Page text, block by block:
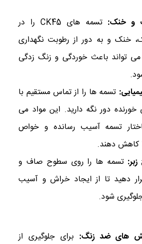
و خنک:
تسمه‌ های CK45 را در
خنک و به دور از رطوبت نگهداری
‌تواند باعث خوردگی و زنگ‌ زدگی
: تسمه‌ ها را از تماس مستقیم با
خورنده دور نگه دارید. این مواد می‌
تسمه آسیب رسانده و خواص
کاهش دهند.
: تسمه ‌ها را روی سطوح صاف و
دهید تا از ایجاد خراش و آسیب
شود.
‌های ضد زنگ: برای جلوگیری از